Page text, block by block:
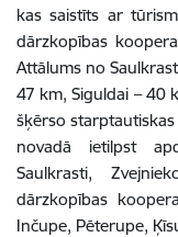
kas saistīts ar
dārzkopības
Attālums no
47 km, Siguldai – 40
šķērso starptautiskas
novadā ietilpst
Saulkrasti,
dārzkopības
Inčupe, Pēterupe,